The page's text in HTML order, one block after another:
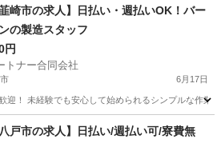
スタッフ
韮崎市の求人】日払い・週払いOK！バー
の製造スタッフ
円
トナー合同会社
6月17日
迎！ 未経験でも安心して始められるシンプルな作
スタッフ
八戸市の求人】日払い/週払い可/寮費無